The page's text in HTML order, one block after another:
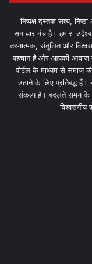
निष्पक्ष दस्तक सत्य,
समाचार मंच है। हमारा
तथ्यात्मक, संतुलित और
पहचान है और आपकी आवाज़
पोर्टल के माध्यम से समाज
उठाने के लिए प्रतिबद्ध हैं।
संकल्प है। बदलते समय के
विश्वसनीय